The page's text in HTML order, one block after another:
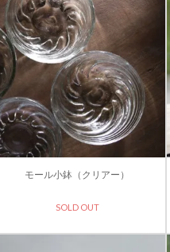
モール小鉢（クリアー）
SOLD OUT